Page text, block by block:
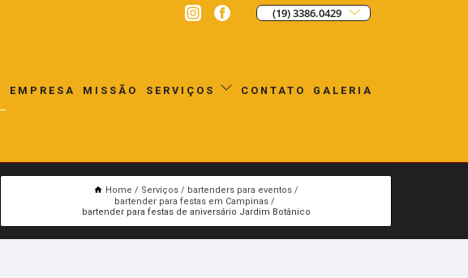
(19) 3386.0429
EMPRESA MISSÃO SERVIÇOS CONTATO GALERIA
Home Serviços
bartenders para eventos
bartender para festas em Campinas
bartender para festas de aniversário Jardim Botânico